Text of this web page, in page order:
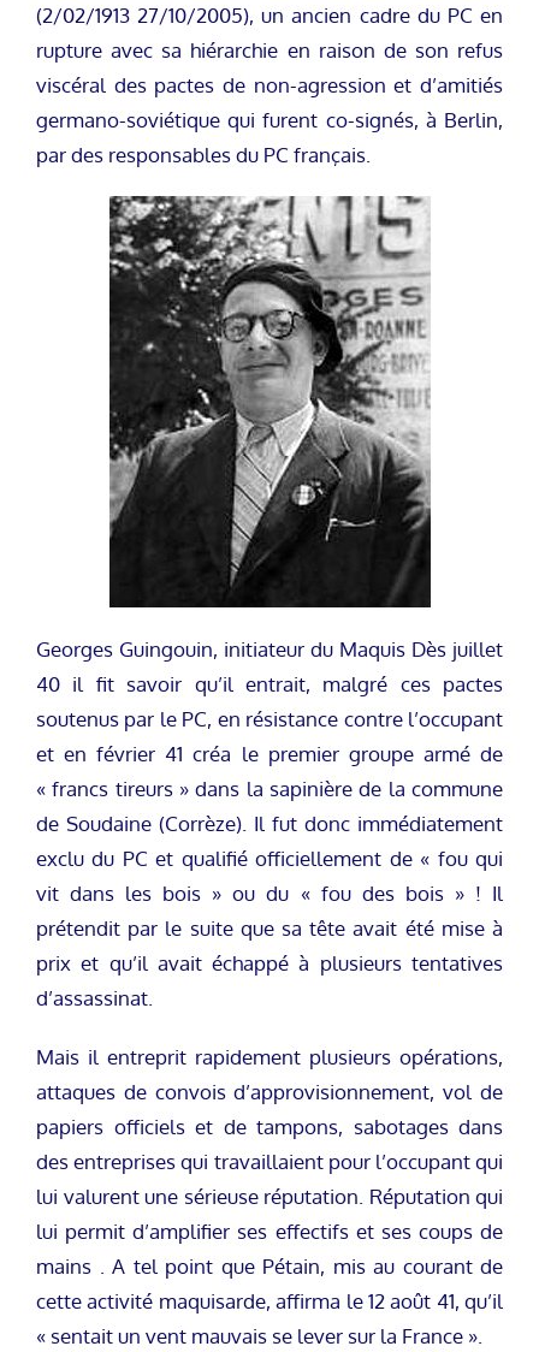
(2/02/1913 27/10/2005), un ancien cadre du PC en
rupture avec sa hiérarchie en raison de son refus
viscéral des pactes de non-agression et d’amitiés
germano-soviétique qui furent co-signés, à Berlin,
par des responsables du PC français.
Georges Guingouin, initiateur du Maquis Dès juillet
40 il fit savoir qu’il entrait, malgré ces pactes
soutenus par le PC, en résistance contre l’occupant
et en février 41 créa le premier groupe armé de
« francs tireurs » dans la sapinière de la commune
de Soudaine (Corrèze). Il fut donc immédiatement
exclu du PC et qualifié officiellement de « fou qui
vit dans les bois » ou du « fou des bois » ! Il
prétendit par le suite que sa tête avait été mise à
prix et qu’il avait échappé à plusieurs tentatives
d’assassinat.
Mais il entreprit rapidement plusieurs opérations,
attaques de convois d’approvisionnement, vol de
papiers officiels et de tampons, sabotages dans
des entreprises qui travaillaient pour l’occupant qui
lui valurent une sérieuse réputation. Réputation qui
lui permit d’amplifier ses effectifs et ses coups de
mains . A tel point que Pétain, mis au courant de
cette activité maquisarde, affirma le 12 août 41, qu’il
« sentait un vent mauvais se lever sur la France ».